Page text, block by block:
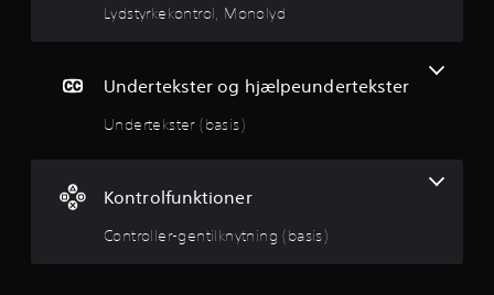
u
r
e
Lydstyrkekontrol, Monolyd
Undertekster og hjælpeundertekster
Undertekster (basis)
Kontrolfunktioner
Controller-gentilknytning (basis)